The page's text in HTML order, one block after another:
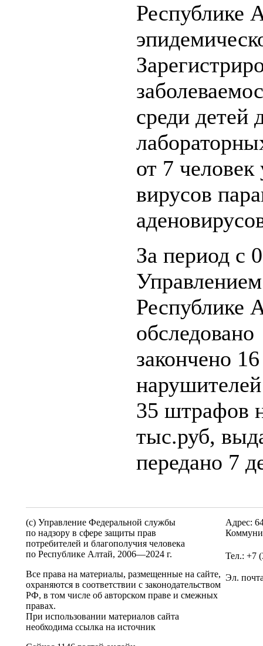
Республике
среди детей
от 7
вирусов
За период с
Республике
закончено
нарушителей
35 штрафов
тыс.руб,
передано 7
(c) Управление Федеральной службы
по надзору в сфере защиты прав
потребителей и благополучия человека
по Республике Алтай, 2006—2024 г.
Все права на материалы, размещенные на сайте,
охраняются в соответствии с законодательством
РФ, в том числе об авторском праве и смежных
правах.
При использовании материалов сайта
необходима ссылка на источник
Адрес:
Тел.: +7
Эл.